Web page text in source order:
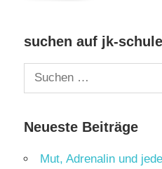
suchen auf jk-
Suchen
nach:
Neueste Beiträge
Mut, Adrenalin und